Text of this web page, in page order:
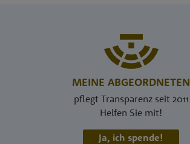
MEINE ABGEORDNETEN
pflegt Transparenz seit 2011
Helfen Sie mit!
Ja, ich spende!